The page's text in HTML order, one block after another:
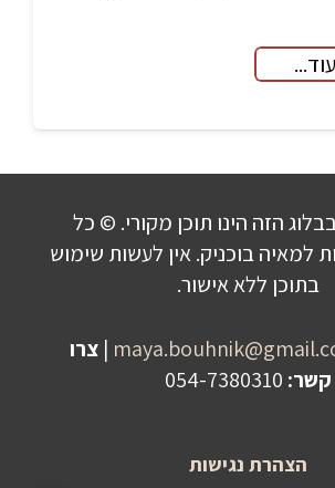
הזה הינו תוכן מקורי. © כל
למאיה בוכניק. אין לעשות שימוש
בתוכן ללא אישור.
| צרו
קשר:
הצהרת נגישות